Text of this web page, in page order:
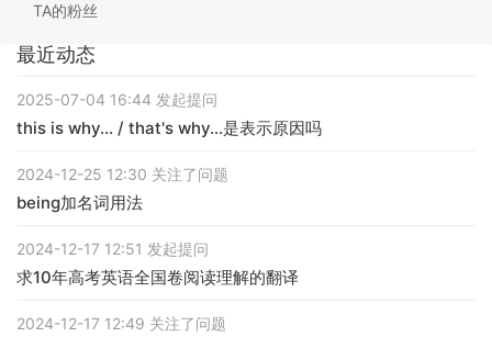
TA的粉丝
最近动态
2025-07-04 16:44 发起提问
this is why... / that's why...是表示原因吗
2024-12-25 12:30 关注了问题
being加名词用法
2024-12-17 12:51 发起提问
求10年高考英语全国卷阅读理解的翻译
2024-12-17 12:49 关注了问题